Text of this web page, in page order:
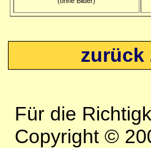
zurück
Für die
Copyright ©